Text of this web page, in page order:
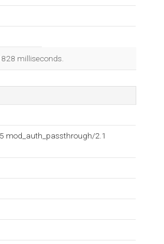
milliseconds.
mod_auth_passthrough/2.1